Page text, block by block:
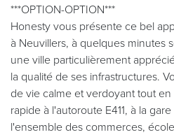
***OPTION-OPTION***
Honesty vous présente ce bel
à Neuvillers, à quelques minutes
une ville particulièrement
la qualité de ses infrastructures.
de vie calme et verdoyant tout
rapide à l'autoroute E411, à la
l'ensemble des commerces,